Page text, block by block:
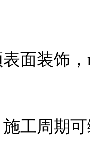
面装饰
工周期